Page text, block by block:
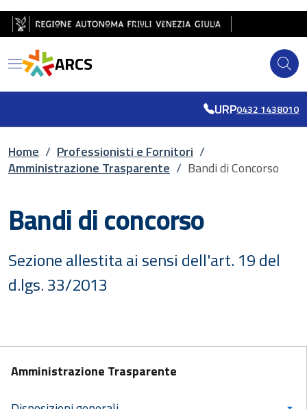
Salta al contenuto principale
Salta al piè di pagina
ARCS
URP0432 1438010
Briciole di pane
Home / Professionisti e Fornitori /
Amministrazione Trasparente / Bandi di Concorso
Bandi di concorso
Sezione allestita ai sensi dell'art. 19 del
d.lgs. 33/2013
Amministrazione Trasparente